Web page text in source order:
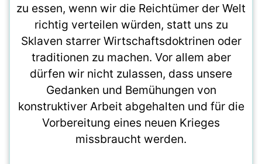
zu essen, wenn wir die Reichtümer der Welt
richtig verteilen würden, statt uns zu
Sklaven starrer Wirtschaftsdoktrinen oder
traditionen zu machen. Vor allem aber
dürfen wir nicht zulassen, dass unsere
Gedanken und Bemühungen von
konstruktiver Arbeit abgehalten und für die
Vorbereitung eines neuen Krieges
missbraucht werden.